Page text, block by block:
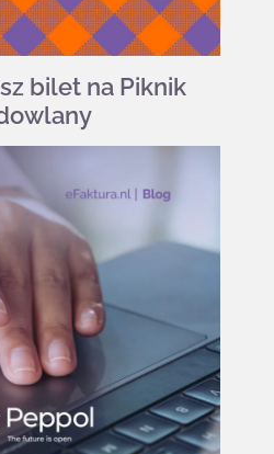
bilet na Piknik